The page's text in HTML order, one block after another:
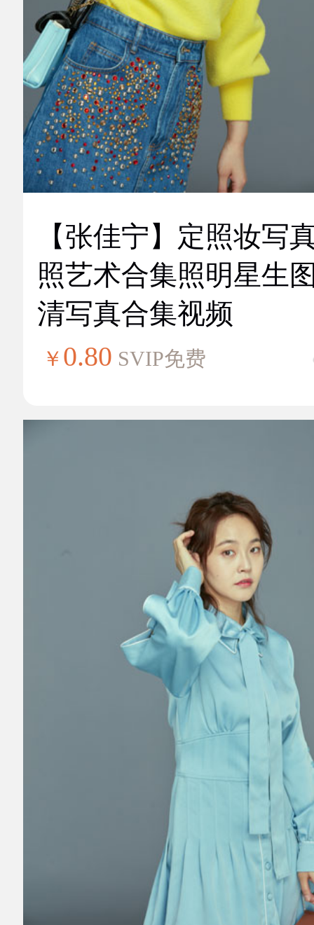
【张佳宁】定照妆写
照艺术合集照明星生
清写真合集视频
￥ 0.80 SVIP免费